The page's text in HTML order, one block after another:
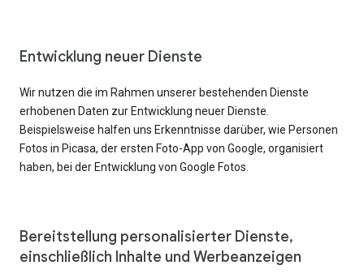
Entwicklung neuer Dienste
Wir nutzen die im Rahmen unserer bestehenden Dienste
erhobenen Daten zur Entwicklung neuer Dienste.
Beispielsweise halfen uns Erkenntnisse darüber, wie Personen
Fotos in Picasa, der ersten Foto-App von Google, organisiert
haben, bei der Entwicklung von Google Fotos.
Bereitstellung personalisierter Dienste,
einschließlich Inhalte und Werbeanzeigen